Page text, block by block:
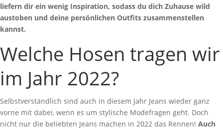
liefern dir ein wenig Inspiration, sodass du dich Zuhause wild
austoben und deine persönlichen Outfits zusammenstellen
kannst.
Welche Hosen tragen wir
im Jahr 2022?
Selbstverständlich sind auch in diesem Jahr Jeans wieder ganz
vorne mit dabei, wenn es um stylische Modefragen geht. Doch
nicht nur die beliebten Jeans machen in 2022 das Rennen! Auch